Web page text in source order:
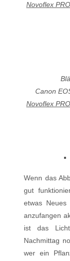
Novoflex
Canon
Novoflex
Wenn das
gut
etwas
anzufangen
ist das
Nachmittag
wer ein